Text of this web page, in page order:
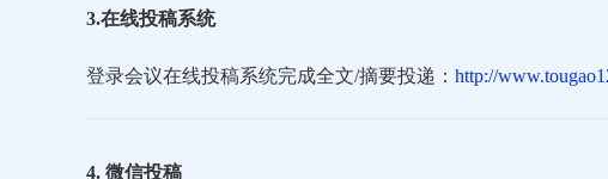
3.在线投稿系统
登录会议在线投稿系统完成全文/摘要投递： http://
4. 微信投稿